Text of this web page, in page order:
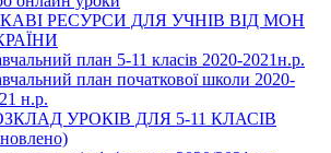
РЕСУРСИ ДЛЯ УЧНІВ ВІД МОН
план 5-11 класів 2020-2021н.р.
план початкової школи 2020-
н.р.
УРОКІВ ДЛЯ 5-11 КЛАСІВ